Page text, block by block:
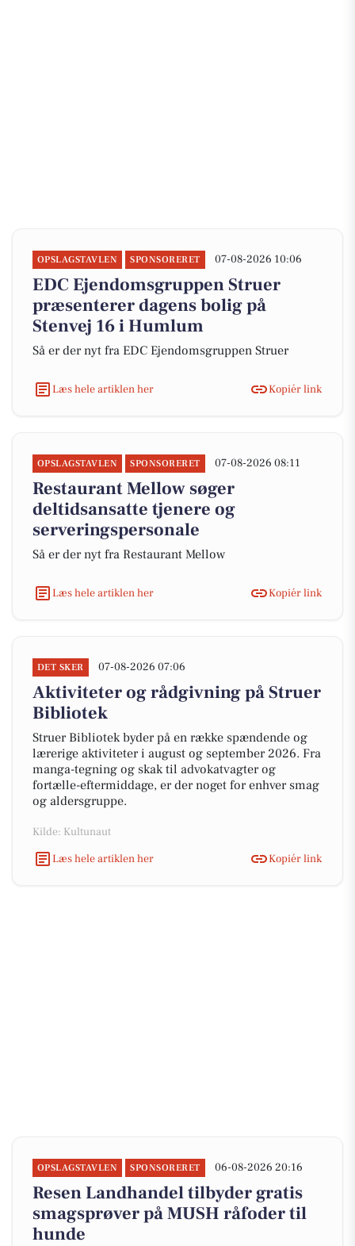
OPSLAGSTAVLEN SPONSORERET 07-08-2026 10:06
EDC Ejen­doms­grup­pen Struer
præsenterer dagens bolig på
Stenvej 16 i Humlum
Så er der nyt fra EDC Ejen­doms­grup­pen Struer
Læs hele artiklen her Kopiér link
OPSLAGSTAVLEN SPONSORERET 07-08-2026 08:11
Restaurant Mellow søger
deltidsansatte tjenere og
serveringspersonale
Så er der nyt fra Restaurant Mellow
Læs hele artiklen her Kopiér link
DET SKER 07-08-2026 07:06
Aktiviteter og rådgivning på Struer
Bibliotek
Struer Bibliotek byder på en række spændende og
lærerige aktiviteter i august og september 2026. Fra
manga-tegning og skak til advokatvagter og
fortælle-eftermiddage, er der noget for enhver smag
og aldersgruppe.
Kilde: Kultunaut
Læs hele artiklen her
Kopiér link
OPSLAGSTAVLEN SPONSORERET 06-08-2026 20:16
Resen Landhandel tilbyder gratis
smagsprøver på MUSH råfoder til
hunde